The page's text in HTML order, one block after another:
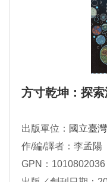
方寸乾坤：探
出版單位： 國立臺
作/編/譯者：李孟陽
GPN：1010802036